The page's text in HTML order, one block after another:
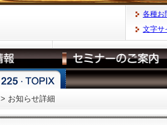
各種お
文字サ
> お知らせ詳細